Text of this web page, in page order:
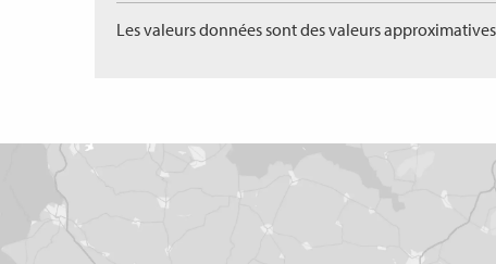
Les valeurs données sont des valeurs